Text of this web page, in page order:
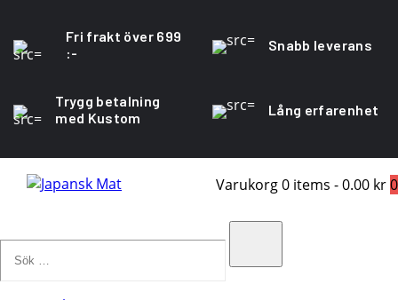
Fri frakt över 699
:-
Snabb leverans
Trygg betalning
med Kustom
Lång erfarenhet
Varukorg0 items -0.00 kr0